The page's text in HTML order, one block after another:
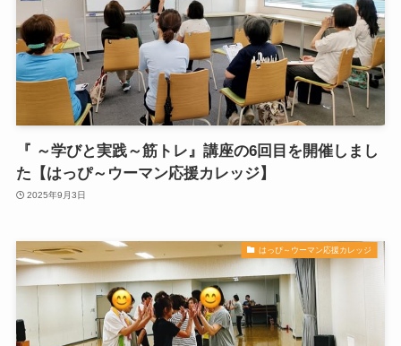
『 ～学びと実践～筋トレ』講座の6回目を開催しまし
た【はっぴ～ウーマン応援カレッジ】
2025年9月3日
はっぴ～ウーマン応援カレッジ